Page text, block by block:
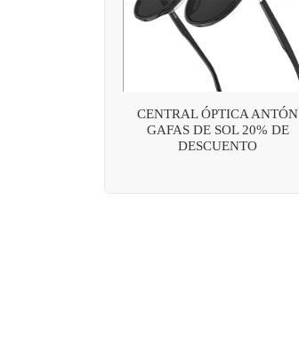
CENTRAL ÓPTICA ANTÓN
GAFAS DE SOL 20% DE
DESCUENTO